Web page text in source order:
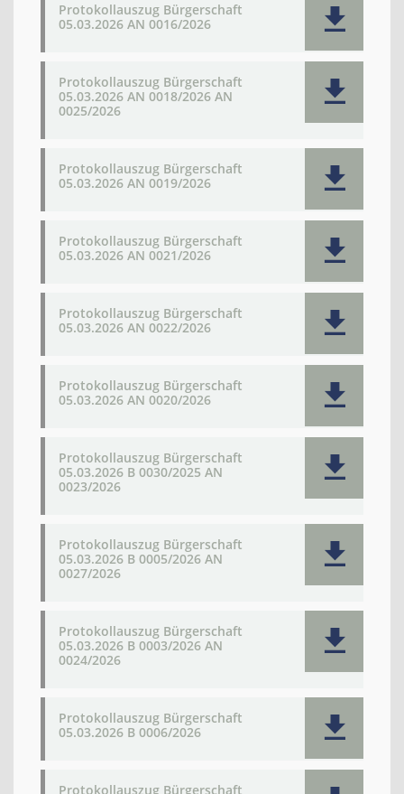
Protokollauszug Bürgerschaft
05.03.2026 AN 0016/2026
Protokollauszug Bürgerschaft
05.03.2026 AN 0018/2026 AN
0025/2026
Protokollauszug Bürgerschaft
05.03.2026 AN 0019/2026
Protokollauszug Bürgerschaft
05.03.2026 AN 0021/2026
Protokollauszug Bürgerschaft
05.03.2026 AN 0022/2026
Protokollauszug Bürgerschaft
05.03.2026 AN 0020/2026
Protokollauszug Bürgerschaft
05.03.2026 B 0030/2025 AN
0023/2026
Protokollauszug Bürgerschaft
05.03.2026 B 0005/2026 AN
0027/2026
Protokollauszug Bürgerschaft
05.03.2026 B 0003/2026 AN
0024/2026
Protokollauszug Bürgerschaft
05.03.2026 B 0006/2026
Protokollauszug Bürgerschaft